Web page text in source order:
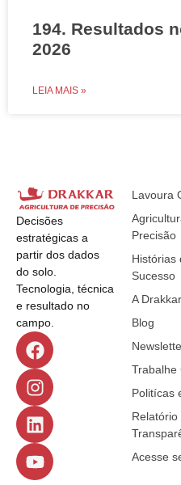
194. Resultados
2026
LEIA MAIS »
Decisões
estratégicas a
partir dos dados
do solo.
Tecnologia, técnica
e resultado no
campo.
Lavoura
Precisão
Histórias
Sucesso
A Drakkar
Blog
Trabalhe
Politícas
Relatório
Acesse